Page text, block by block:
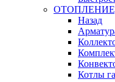
Назад
Котлы